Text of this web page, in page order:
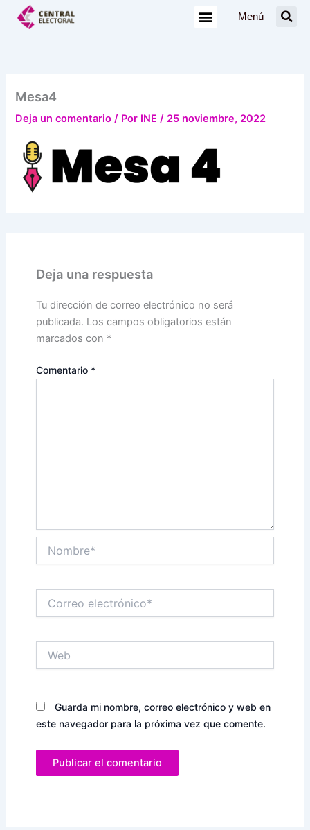
Menú
Mesa4
Deja un comentario / Por INE/ 25 noviembre, 2022
Deja una respuesta
Tu dirección de correo electrónico no será
publicada. Los campos obligatorios están
marcados con *
Comentario *
electrónico*
Guarda mi nombre, correo electrónico y web en
este navegador para la próxima vez que comente.